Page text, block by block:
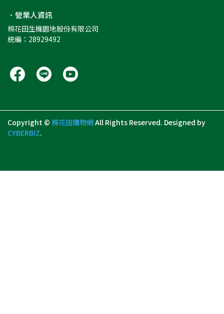
．營業人資訊
棉花田生機園地股份有限公司
統編：28929492
Copyright © 棉花田購物網All Rights Reserved. Designed by
CYBERBIZ.